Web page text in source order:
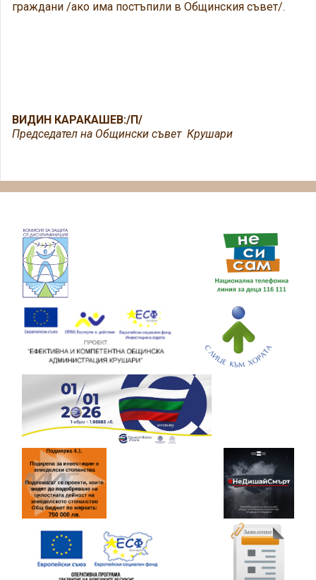
граждани /ако има постъпили в Общинския съвет/.
ВИДИН КАРАКАШЕВ:/П/
Председател на Общински съвет Крушари